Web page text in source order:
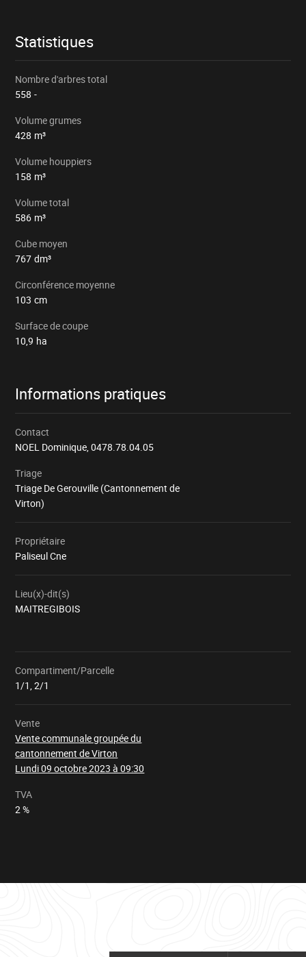
Statistiques
Nombre d'arbres total
558 -
Volume grumes
428 m³
Volume houppiers
158 m³
Volume total
586 m³
Cube moyen
767 dm³
Circonférence moyenne
103 cm
Surface de coupe
10,9 ha
Informations pratiques
Contact
NOEL Dominique,0478.78.04.05
Triage
Triage De Gerouville (Cantonnement de
Virton)
Propriétaire
Paliseul Cne
Lieu(x)-dit(s)
MAITREGIBOIS
Compartiment/Parcelle
1/1, 2/1
Vente
Vente communale groupée du
cantonnement de Virton
Lundi 09 octobre 2023 à 09:30
Chargement
TVA
2 %